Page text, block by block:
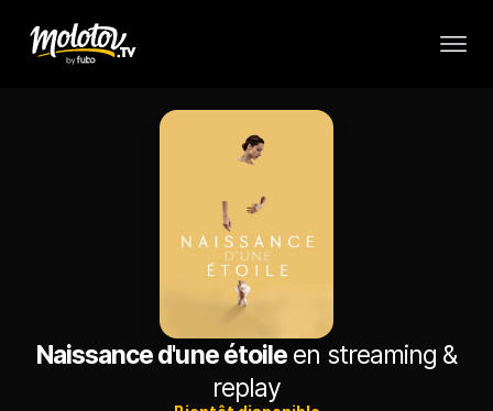
Naissance d'une étoile en streaming &
replay